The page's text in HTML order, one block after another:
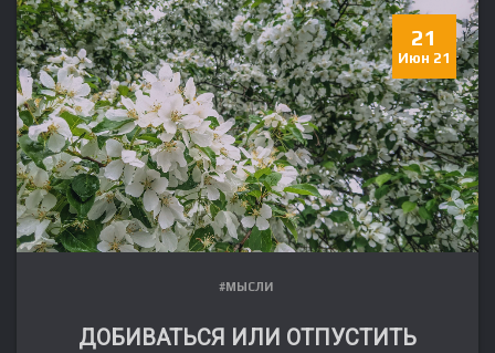
21
Июн 21
#МЫСЛИ
ДОБИВАТЬСЯ ИЛИ ОТПУСТИТЬ